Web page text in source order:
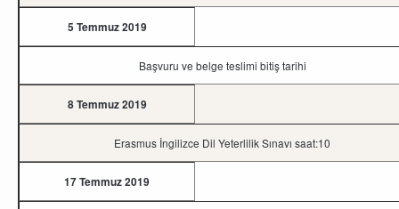
5 Temmuz 2019
Başvuru ve belge teslimi bitiş tarihi
8 Temmuz 2019
Erasmus İngilizce Dil Yeterlilik Sınavı saat:10
17 Temmuz 2019